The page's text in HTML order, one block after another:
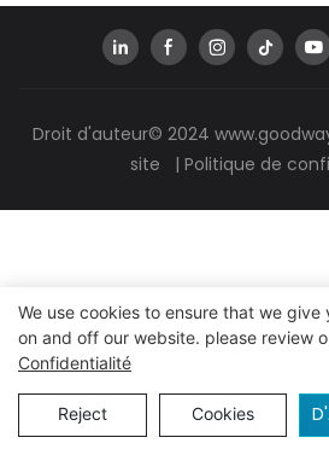
Droit d'auteur© 2024
site
| Politique de
We use cookies to ensure that we give
on and off our website. please review
Confidentialité
Reject Cookies